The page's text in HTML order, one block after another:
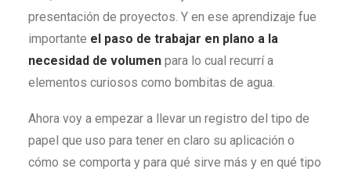
presentación de proyectos. Y en ese aprendizaje fue
importante el paso de trabajar en plano a la
necesidad de volumen para lo cual recurrí a
elementos curiosos como bombitas de agua.
Ahora voy a empezar a llevar un registro del tipo de
papel que uso para tener en claro su aplicación o
cómo se comporta y para qué sirve más y en qué tipo